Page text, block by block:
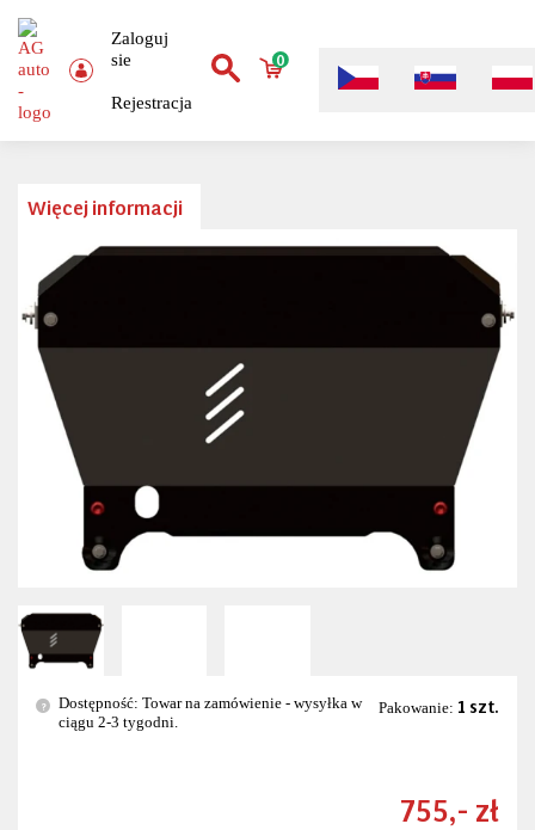
Zaloguj
sie
Rejestracja
0
Więcej informacji
?
Dostępność: Towar na zamówienie - wysyłka w
ciągu 2-3 tygodni.
Pakowanie: 1 szt.
755,- zł